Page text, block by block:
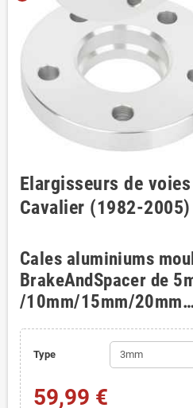
Elargisseurs de
Cavalier (1982-2005)
Cales aluminiums
BrakeAndSpacer de
/10mm/15mm/20mm…
Type
59,99 €